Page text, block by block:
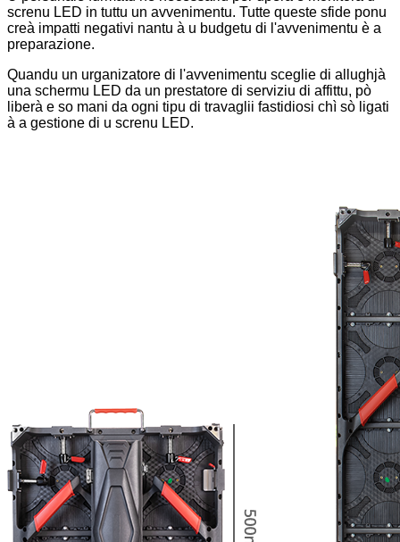
screnu LED in tuttu un avvenimentu. Tutte queste sfide ponu
creà impatti negativi nantu à u budgetu di l'avvenimentu è a
preparazione.
Quandu un urganizatore di l'avvenimentu sceglie di allughjà
una schermu LED da un prestatore di serviziu di affittu, pò
liberà e so mani da ogni tipu di travaglii fastidiosi chì sò ligati
à a gestione di u screnu LED.